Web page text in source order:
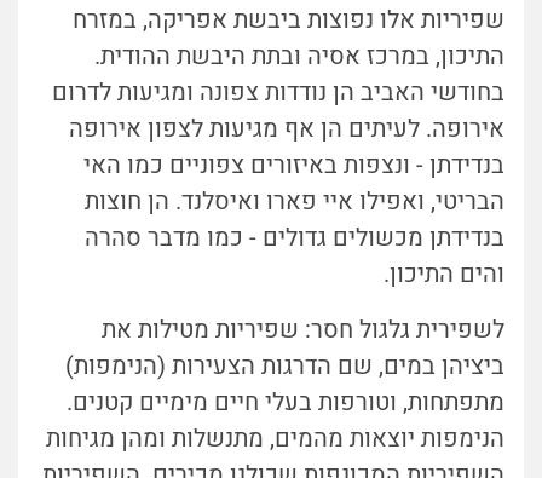
שפיריות אלו נפוצות ביבשת אפריקה, במזרח
התיכון, במרכז אסיה ובתת היבשת ההודית.
בחודשי האביב הן נודדות צפונה ומגיעות לדרום
אירופה. לעיתים הן אף מגיעות לצפון אירופה
בנדידתן - ונצפות באיזורים צפוניים כמו האי
הבריטי, ואפילו איי פארו ואיסלנד. הן חוצות
בנדידתן מכשולים גדולים - כמו מדבר סהרה
והים התיכון.
לשפירית גלגול חסר: שפיריות מטילות את
ביציהן במים, שם הדרגות הצעירות (הנימפות)
מתפתחות, וטורפות בעלי חיים מימיים קטנים.
הנימפות יוצאות מהמים, מתנשלות ומהן מגיחות